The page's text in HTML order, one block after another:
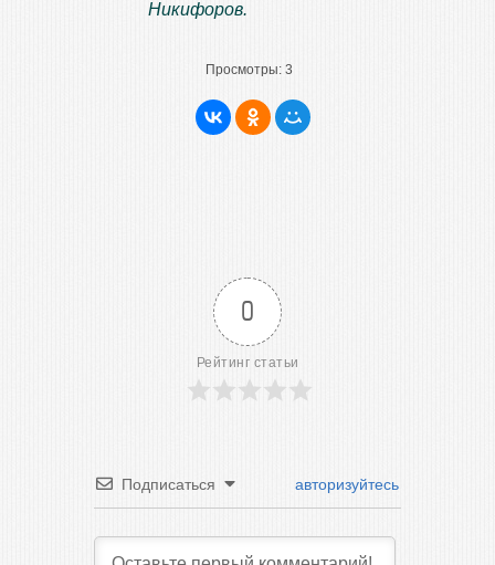
Никифоров.
Просмотры: 3
0
Рейтинг статьи
Подписаться авторизуйтесь